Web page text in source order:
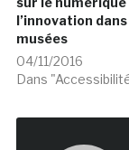
l’innovation
musées
04/11/2016
Dans